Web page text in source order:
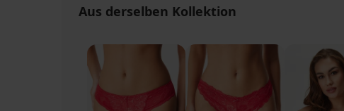
Aus derselben Kollektion